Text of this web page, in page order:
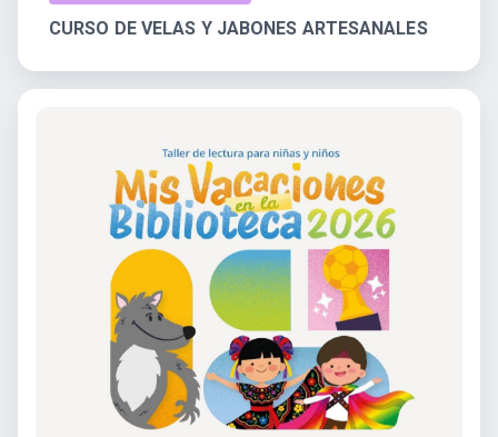
CURSO DE VELAS Y JABONES ARTESANALES